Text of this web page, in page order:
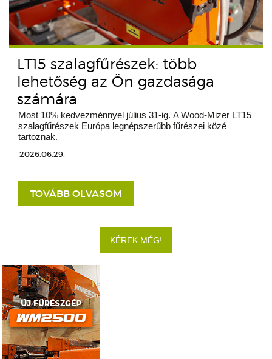
LT15 szalagfűrészek: több
lehetőség az Ön gazdasága
számára
Most 10% kedvezménnyel július 31-ig. A Wood-Mizer LT15
szalagfűrészek Európa legnépszerűbb fűrészei közé
tartoznak.
2026.06.29.
TOVÁBB OLVASOM
KÉREK MÉG!